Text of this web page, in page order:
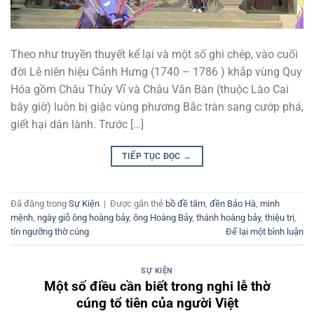
Theo như truyền thuyết kể lại và một số ghi chép, vào cuối
đời Lê niên hiệu Cảnh Hưng (1740 – 1786 ) khắp vùng Quy
Hóa gồm Châu Thủy Vĩ và Châu Văn Bàn (thuộc Lào Cai
bây giờ) luôn bị giặc vùng phương Bắc tràn sang cướp phá,
giết hại dân lành. Trước […]
TIẾP TỤC ĐỌC →
Đã đăng trong Sự Kiện | Được gắn thẻ bồ đề tâm, đền Bảo Hà, minh
mệnh, ngày giỗ ông hoàng bảy, ông Hoàng Bảy, thánh hoàng bảy, thiệu trị,
tín ngưỡng thờ cúng
Để lại một bình luận
SỰ KIỆN
Một số điều cần biết trong nghi lễ thờ
cúng tổ tiên của người Việt